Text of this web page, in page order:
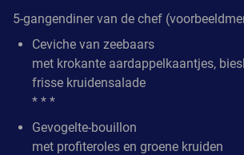
5-gangendiner van de chef
Ceviche van zeebaars
met krokante aardappelkaantjes,
frisse kruidensalade
* * *
Gevogelte-bouillon
met profiteroles en groene kruiden